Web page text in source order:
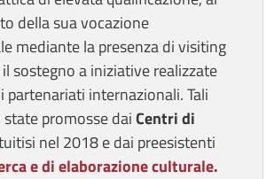
della sua vocazione
mediante la presenza di visiting
sostegno a iniziative realizzate
partenariati internazionali. Tali
promosse daiCentri di
nel 2018 e dai preesistenti
e di elaborazione culturale.